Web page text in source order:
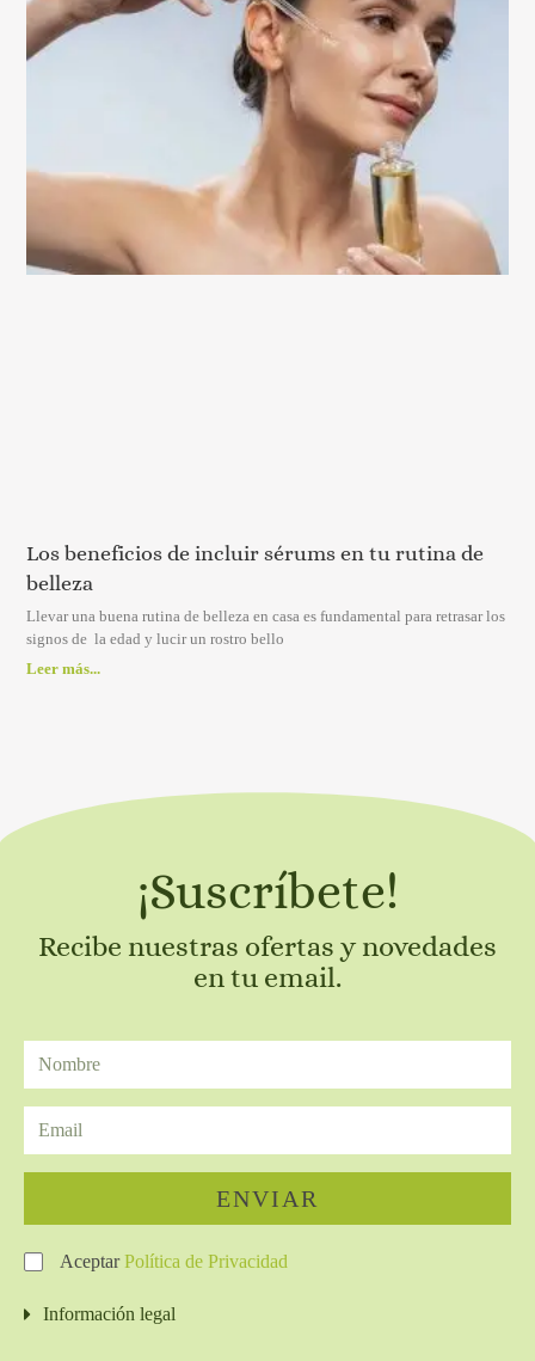
Los beneficios de incluir sérums en tu rutina de
belleza
Llevar una buena rutina de belleza en casa es fundamental para retrasar los
signos de la edad y lucir un rostro bello
Leer más...
¡Suscríbete!
Recibe nuestras ofertas y novedades
en tu email.
AceptarPolítica de Privacidad
ENVIAR
Información legal